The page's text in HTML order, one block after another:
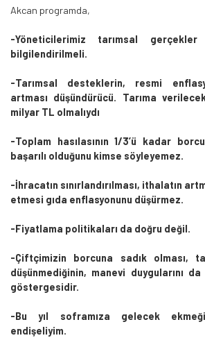
Akcan programda,
-Yöneticilerimiz tarımsal gerçekler
bilgilendirilmeli.
-Tarımsal desteklerin, resmi
artması düşündürücü. Tarıma
milyar TL olmalıydı
-Toplam hasılasının 1/3’ü kadar
başarılı olduğunu kimse söyleyemez.
-İhracatın sınırlandırılması, ithalatın
etmesi gıda enflasyonunu düşürmez.
-Fiyatlama politikaları da doğru değil.
-Çiftçimizin borcuna sadık olması,
düşünmediğinin, manevi duygularını da
göstergesidir.
-Bu yıl soframıza gelecek
endişeliyim.